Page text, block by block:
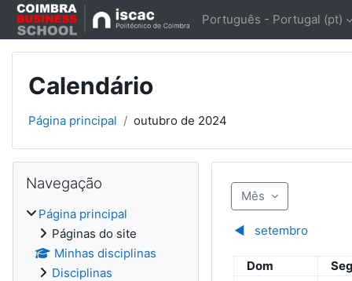
Ir para o conteúdo principal
Português - Portugal ‎(pt)‎
Calendário
Página principal outubro de 2024
Mês
◀︎ setembro
Domingo
Dom Seg
Blocos
Navegação
Página principal
Páginas do site
Minhas disciplinas
Disciplinas